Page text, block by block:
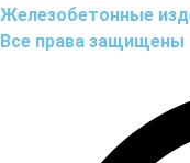
Железобетонные
Все права защищены